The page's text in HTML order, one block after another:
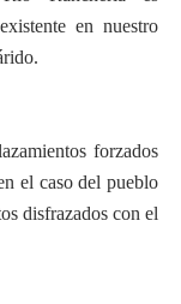
en nuestro
forzados
el caso del pueblo
disfrazados con el